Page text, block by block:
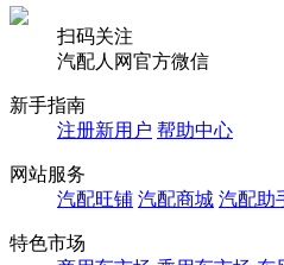
扫码关注
汽配人网官方微信
新手指南
注册新用户 帮助中心
网站服务
汽配旺铺 汽配商城 汽配助
特色市场